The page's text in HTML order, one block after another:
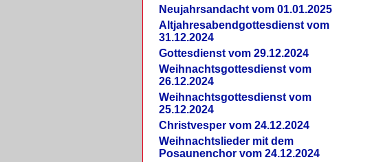
Neujahrsandacht vom 01.01.2025
Altjahresabendgottesdienst vom
31.12.2024
Gottesdienst vom 29.12.2024
Weihnachtsgottesdienst vom
26.12.2024
Weihnachtsgottesdienst vom
25.12.2024
Christvesper vom 24.12.2024
Weihnachtslieder mit dem
Posaunenchor vom 24.12.2024